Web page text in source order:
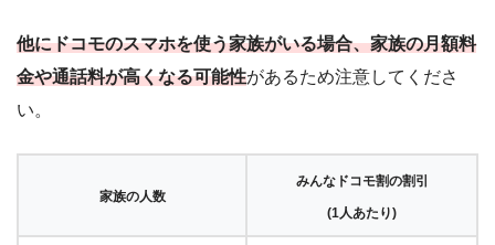
他にドコモのスマホを使う家族がいる場合、家族の月額料
金や通話料が高くなる可能性があるため注意してくださ
い。
家族の人数
みんなドコモ割の割引
(1人あたり)